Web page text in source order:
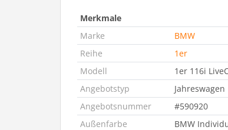
Merkmale
Marke
BMW
Reihe
1er
Modell
1er 116i
Angebotstyp
Jahreswagen
Angebotsnummer
#590920
Außenfarbe
BMW